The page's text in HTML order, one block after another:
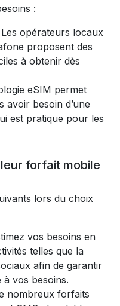
:
Les opérateurs locaux
proposent des
à obtenir dès
eSIM permet
avoir besoin d’une
est pratique pour les
forfait mobile
lors du choix
vos besoins en
telles que la
afin de garantir
vos besoins.
nombreux forfaits